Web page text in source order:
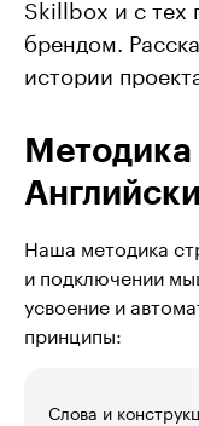
Skillbox и с тех
брендом.
истории
Наша методика
и подключении
усвоение и
принципы:
Слова и